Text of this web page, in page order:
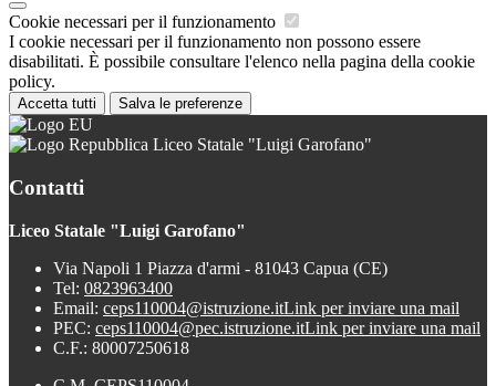
Cookie necessari per il funzionamento
I cookie necessari per il funzionamento non possono essere
disabilitati. È possibile consultare l'elenco nella pagina della cookie
policy.
Accetta tutti Salva le preferenze
Liceo Statale "Luigi Garofano"
Contatti
Liceo Statale "Luigi Garofano"
Via Napoli 1 Piazza d'armi - 81043 Capua (CE)
Tel: 0823963400
Email: ceps110004@istruzione.itLink per inviare una mail
PEC: ceps110004@pec.istruzione.itLink per inviare una mail
C.F.: 80007250618